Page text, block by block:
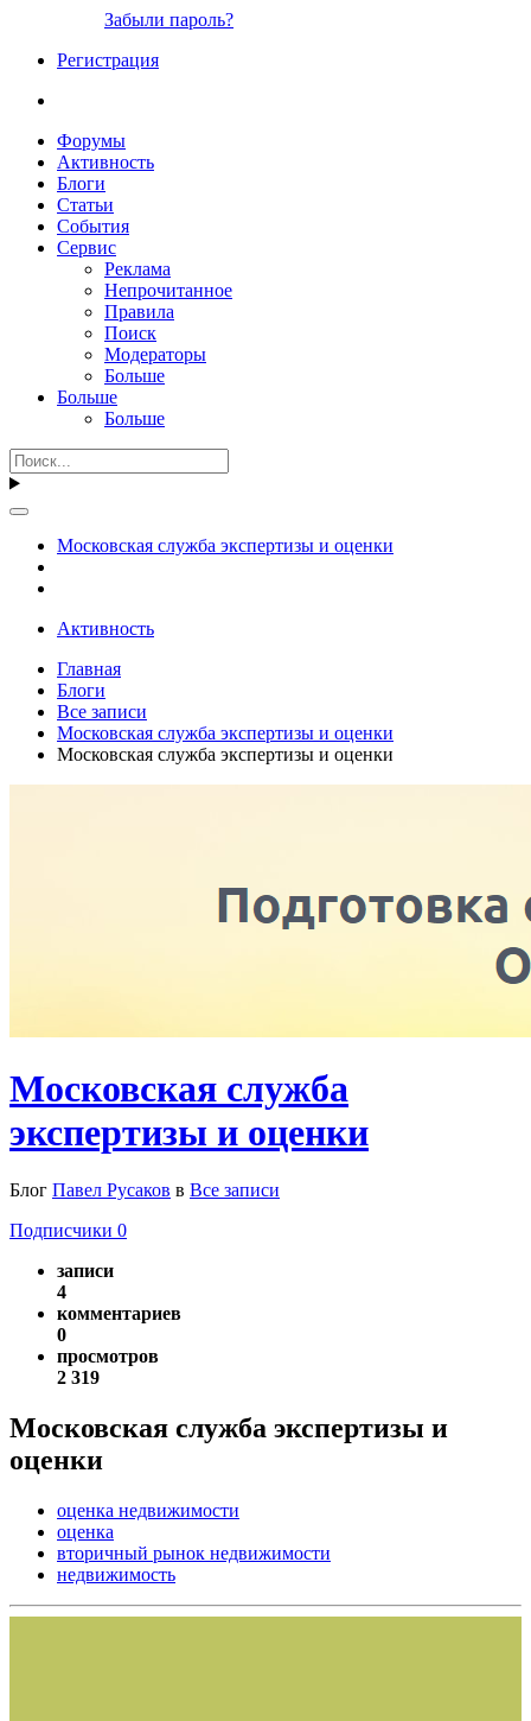
Забыли пароль?
Регистрация
Форумы
Активность
Блоги
Статьи
События
Сервис
Реклама
Непрочитанное
Правила
Поиск
Модераторы
Больше
Больше
Больше
Московская служба экспертизы и оценки
Активность
Главная
Блоги
Все записи
Московская служба экспертизы и оценки
Московская служба экспертизы и оценки
Московская служба
экспертизы и оценки
Блог Павел Русаков в Все записи
Подписчики 0
записи
4
комментариев
0
просмотров
2 319
Московская служба экспертизы и
оценки
оценка недвижимости
оценка
вторичный рынок недвижимости
недвижимость